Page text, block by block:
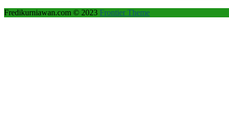
Fredikurniawan.com © 2023 Frontier Theme